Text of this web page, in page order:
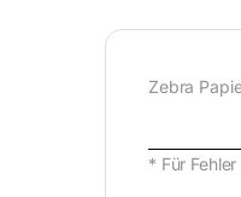
Zebra
* Für